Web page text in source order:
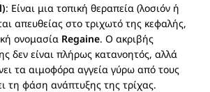
: Είναι μια τοπική θεραπεία (λοσιόν ή
απευθείας στο τριχωτό της κεφαλής,
ονομασία Regaine. Ο ακριβής
δεν είναι πλήρως κατανοητός, αλλά
τα αιμοφόρα αγγεία γύρω από τους
τη φάση ανάπτυξης της τρίχας.